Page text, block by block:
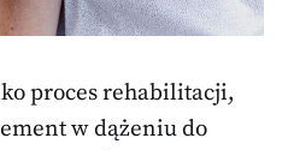
proces rehabilitacji,
w dążeniu do